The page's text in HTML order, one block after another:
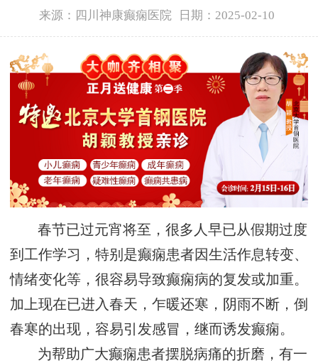
来源：四川神康癫痫医院 日期：2025-02-10
春节已过元宵将至，很多人早已从假期过度
到工作学习，特别是癫痫患者因生活作息转变、
情绪变化等，很容易导致癫痫病的复发或加重。
加上现在已进入春天，乍暖还寒，阴雨不断，倒
春寒的出现，容易引发感冒，继而诱发癫痫。
为帮助广大癫痫患者摆脱病痛的折磨，有一